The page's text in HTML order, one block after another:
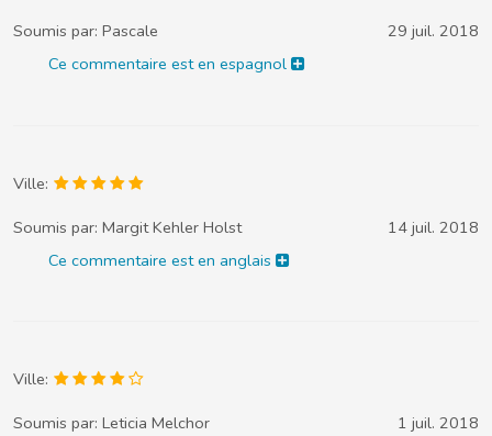
Soumis par: Pascale
29 juil. 2018
Ce commentaire est en espagnol
Ville:
Soumis par: Margit Kehler Holst
14 juil. 2018
Ce commentaire est en anglais
Ville:
Soumis par: Leticia Melchor
1 juil. 2018